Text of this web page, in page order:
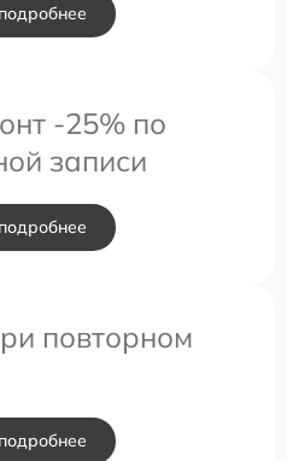
-25% по
записи
повторном